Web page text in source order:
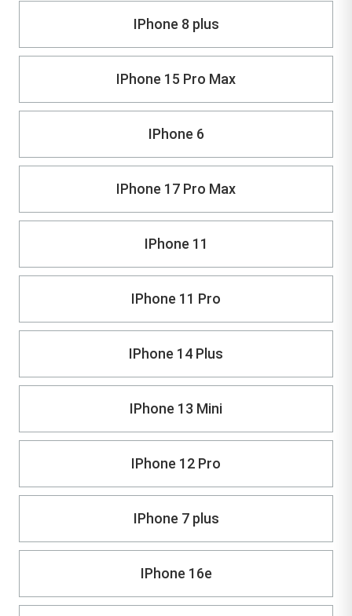
IPhone 8 plus
IPhone 15 Pro Max
IPhone 6
IPhone 17 Pro Max
IPhone 11
IPhone 11 Pro
IPhone 14 Plus
IPhone 13 Mini
IPhone 12 Pro
IPhone 7 plus
IPhone 16e